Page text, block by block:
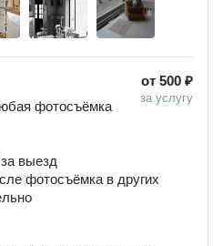
от 500 ₽
за услугу
фотосъёмка
выезд
фотосъёмка в других